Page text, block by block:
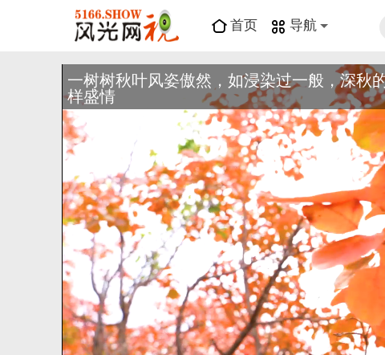
首页 导航
一树树秋叶风姿傲然，如浸染过一般，深秋
样盛情